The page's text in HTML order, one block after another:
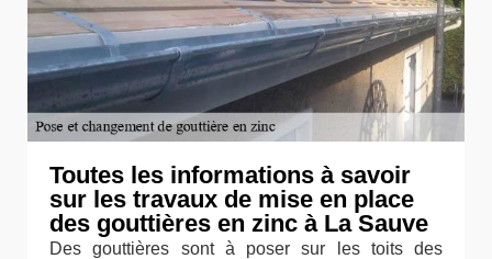
Toutes les informations à savoir
sur les travaux de mise en place
des gouttières en zinc à La Sauve
Des gouttières sont à poser sur les toits des